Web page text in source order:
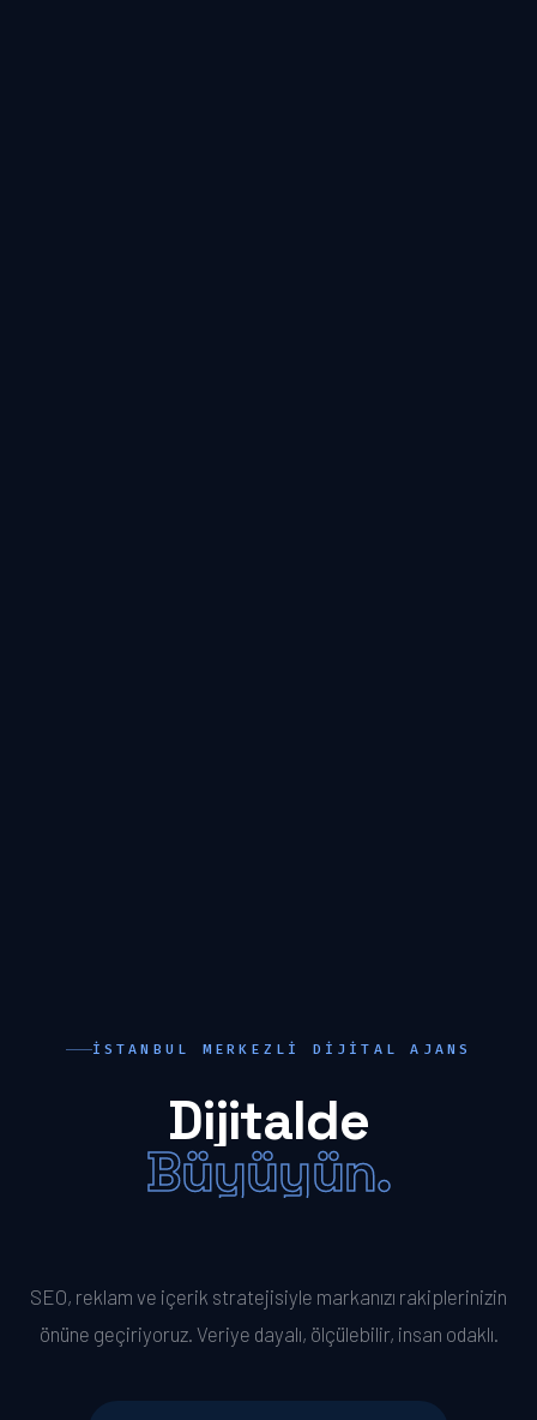
İSTANBUL MERKEZLI DIJITAL AJANS
Dijitalde
Büyüyün.
SEO, reklam ve içerik stratejisiyle markanızı rakiplerinizin
önüne geçiriyoruz. Veriye dayalı, ölçülebilir, insan odaklı.